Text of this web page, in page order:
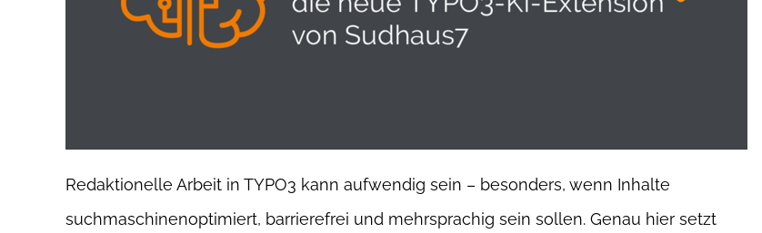
Redaktionelle Arbeit in TYPO3 kann aufwendig sein – besonders, wenn Inhalte
suchmaschinenoptimiert, barrierefrei und mehrsprachig sein sollen. Genau hier setzt